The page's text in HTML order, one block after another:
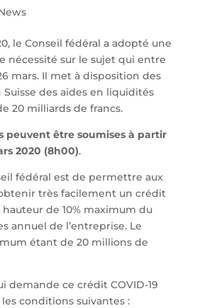
le Conseil fédéral a adopté une
nécessité sur le sujet qui entre
mars. Il met à disposition des
des aides en liquidités
20 milliards de francs.
peuvent être soumises à partir
2020 (8h00).
fédéral est de permettre aux
très facilement un crédit
de 10% maximum du
annuel de l’entreprise. Le
étant de 20 millions de
demande ce crédit COVID-19
conditions suivantes :